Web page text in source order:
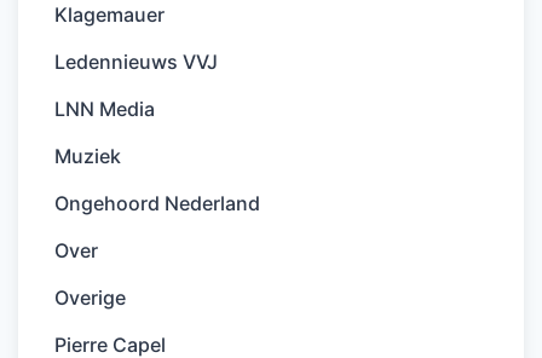
Klagemauer
Ledennieuws VVJ
LNN Media
Muziek
Ongehoord Nederland
Over
Overige
Pierre Capel